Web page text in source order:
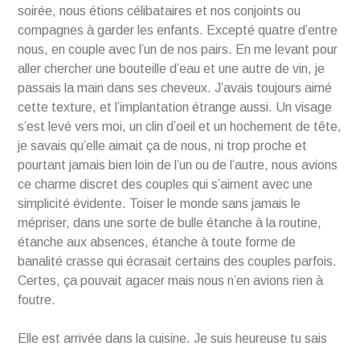
soirée, nous étions célibataires et nos conjoints ou
compagnes à garder les enfants. Excepté quatre d’entre
nous, en couple avec l’un de nos pairs. En me levant pour
aller chercher une bouteille d’eau et une autre de vin, je
passais la main dans ses cheveux. J’avais toujours aimé
cette texture, et l’implantation étrange aussi. Un visage
s’est levé vers moi, un clin d’oeil et un hochement de tête,
je savais qu’elle aimait ça de nous, ni trop proche et
pourtant jamais bien loin de l’un ou de l’autre, nous avions
ce charme discret des couples qui s’aiment avec une
simplicité évidente. Toiser le monde sans jamais le
mépriser, dans une sorte de bulle étanche à la routine,
étanche aux absences, étanche à toute forme de
banalité crasse qui écrasait certains des couples parfois.
Certes, ça pouvait agacer mais nous n’en avions rien à
foutre.
Elle est arrivée dans la cuisine. Je suis heureuse tu sais